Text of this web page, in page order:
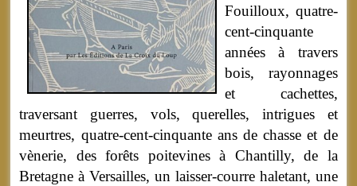
Fouilloux, quatre-
cent-cinquante
années à travers
bois, rayonnages
et cachettes,
traversant guerres, vols, querelles, intrigues et
meurtres, quatre-cent-cinquante ans de chasse et de
vènerie, des forêts poitevines à Chantilly, de la
Bretagne à Versailles, un laisser-courre haletant, une